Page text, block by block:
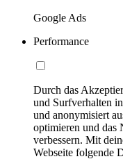
Google Ads
Performance
Durch das
und Surfverhalten
und anonymisiert
optimieren und das
verbessern. Mit
Webseite folgende